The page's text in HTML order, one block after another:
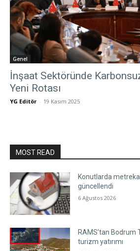
Genel
İnşaat Sektöründe
Yeni Rotası
YG Editör - 19 Kasım 2025
MOST READ
Konutlarda
güncellendi
6 Ağustos 2026
RAMS’tan Bodrum
turizm yatırımı